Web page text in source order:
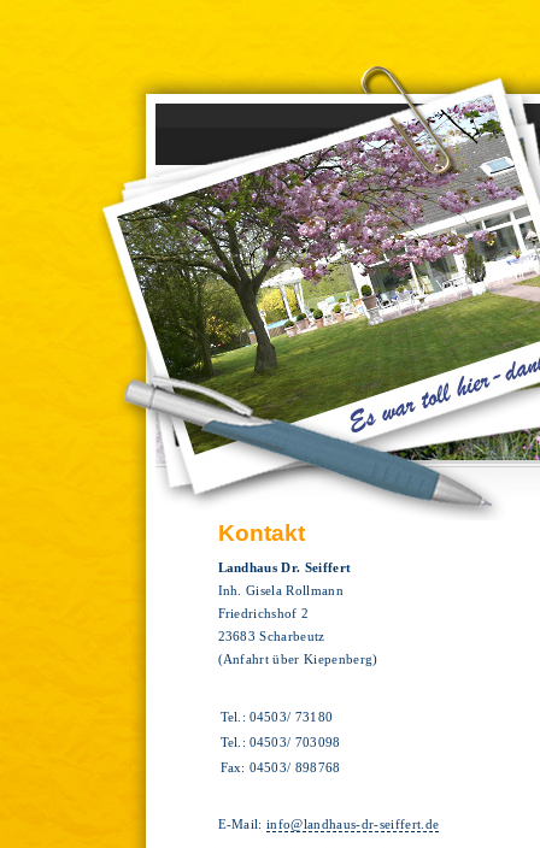
Kontakt
Landhaus Dr. Seiffert
Inh. Gisela Rollmann
Friedrichshof 2
23683 Scharbeutz
(Anfahrt über Kiepenberg)
Tel.: 04503/ 73180
Tel.: 04503/ 703098
Fax: 04503/ 898768
E-Mail:info@landhaus-dr-seiffert.de